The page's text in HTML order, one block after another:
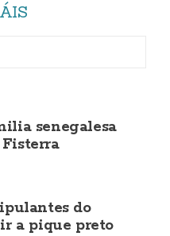
senegalesa
do
a pique preto